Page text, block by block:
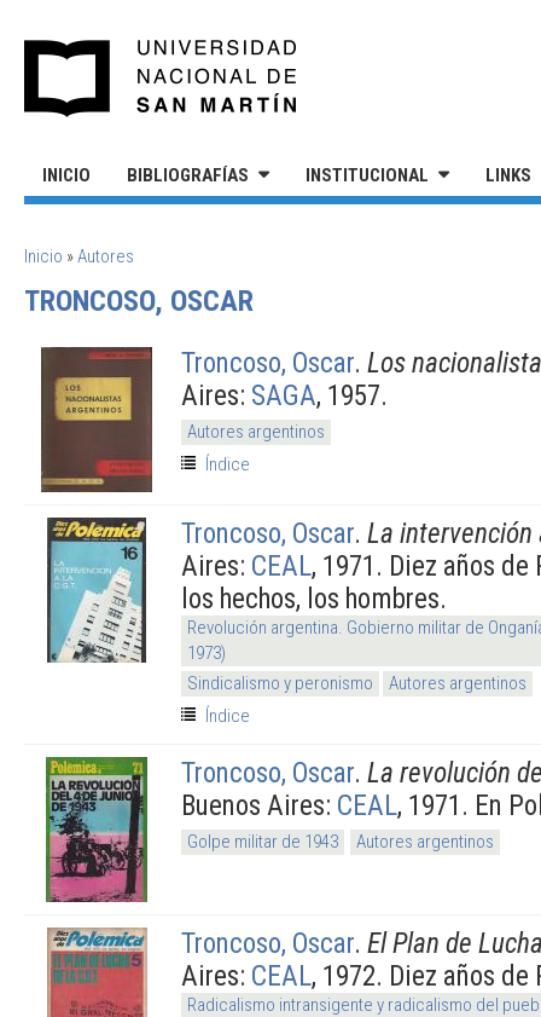
INICIO BIBLIOGRAFÍAS INSTITUCIONAL LINKS
SE ENCUENTRA USTED AQUÍ
Inicio »Autores
TRONCOSO, OSCAR
Troncoso, Oscar. Los
Aires: SAGA, 1957.
Autores argentinos
Índice
Troncoso, Oscar. La intervención
Aires: CEAL, 1971. Diez años
los hechos, los hombres.
Revolución argentina. Gobierno militar de
1973)
Sindicalismo y peronismo
Autores argentinos
Índice
Troncoso, Oscar. La revolución
Buenos Aires: CEAL, 1971. En
Golpe militar de 1943 Autores argentinos
Troncoso, Oscar. El Plan de
Aires: CEAL, 1972. Diez años de
Radicalismo intransigente y radicalismo del